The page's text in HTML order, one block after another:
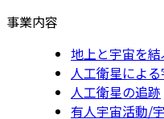
事業内容
地上と宇宙を
人工衛星によ
人工衛星の追跡
有人宇宙活動/